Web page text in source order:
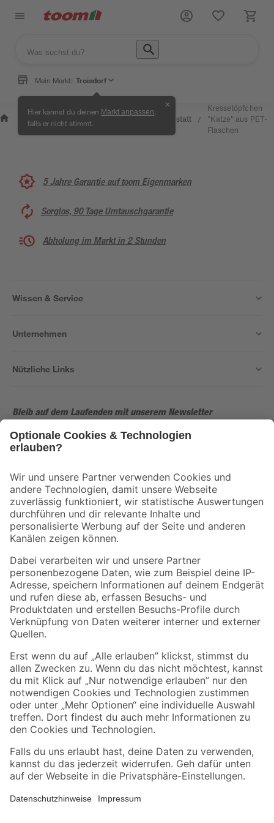
Mein Markt: Troisdorf
Hier kannst du deinen Markt anpassen
falls er nicht stimmt.
✕
Wissen
&
/
Selbermachen
& Ratgeber
Kreativwerkstatt /
Kressetöpfchen
"Katze" aus PET-
Flaschen
5 Jahre Garantie auf toom Eigenmarken
Sorglos, 90 Tage Umtauschgarantie
Abholung im Markt in 2 Stunden
Wissen & Service
Unternehmen
Nützliche Links
Bleib auf dem Laufenden mit unserem Newsletter
Der toom Newsletter: Keine Angebote und Aktionen mehr verpassen!
Folge uns
Zahlungsarten Versandarten
Sicher einkaufen
Jetzt die toom-App herunterladen
Alle Preisangaben in EUR inkl. gesetzl. MwSt.. Die dargestellten Angebote sind unter
Umständen nicht in allen Märkten verfügbar. Die angegebenen Verfügbarkeiten beziehen
sich auf den unter "Mein Markt" ausgewählten toom Baumarkt. Alle Angebote und
*Paketversand ab 59 € versandkostenfrei, gilt nicht für Artikel mit Speditionsversand, hier
fallen zusätzliche Versandkosten an.